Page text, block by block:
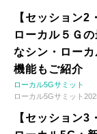
【セッション2
ローカル５Ｇ
なシン・ロー
機能もご紹介
ローカル5Gサミット
ローカル5Gサミット
【セッション